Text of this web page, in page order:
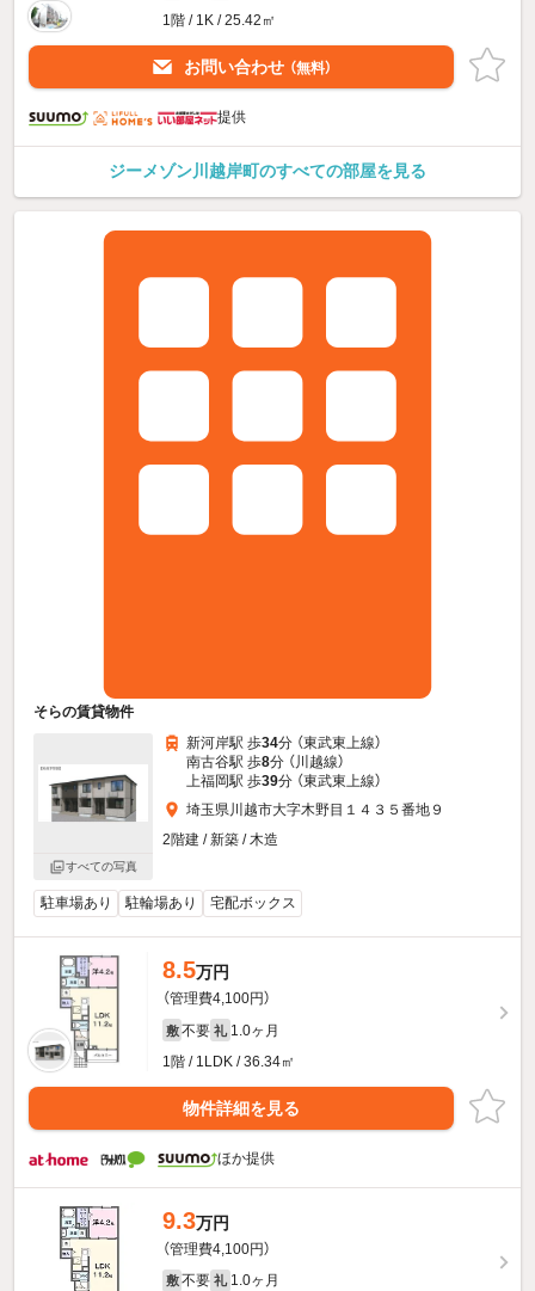
1階 / 1K / 25.42㎡
お問い合わせ （無料）
提供
ジーメゾン川越岸町のすべての部屋を見る
そらの賃貸物件
すべての写真
新河岸駅 歩34分 （東武東上線）
南古谷駅 歩8分 （川越線）
上福岡駅 歩39分 （東武東上線）
埼玉県川越市大字木野目１４３５番地９
2階建 / 新築 / 木造
駐車場あり 駐輪場あり 宅配ボックス
8.5万円
（管理費4,100円）
敷 不要 礼 1.0ヶ月
1階 / 1LDK / 36.34㎡
物件詳細を見る
ほか提供
9.3万円
（管理費4,100円）
敷 不要 礼 1.0ヶ月